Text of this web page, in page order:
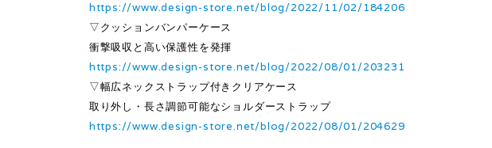
https://www.design-store.net/blog/2022/11/02/184206
▽クッションバンパーケース
衝撃吸収と高い保護性を発揮
https://www.design-store.net/blog/2022/08/01/203231
▽幅広ネックストラップ付きクリアケース
取り外し・長さ調節可能なショルダーストラップ
https://www.design-store.net/blog/2022/08/01/204629